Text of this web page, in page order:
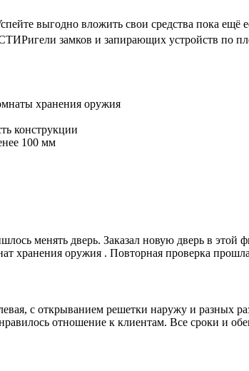
вложить свои средства пока ещё
Ригели замков и запирающих устройств по
хранения оружия
конструкции
100 мм
менять дверь. Заказал новую дверь в этой
хранения оружия . Повторная проверка
с открыванием решетки наружу и разных
отношение к клиентам. Все сроки и